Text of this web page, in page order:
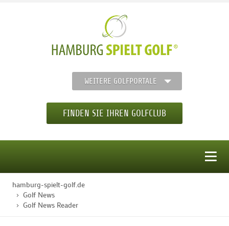
WEITERE GOLFPORTALE
FINDEN SIE IHREN GOLFCLUB
STARTSEITE
hamburg-spielt-golf.de
Golf News
Golf News Reader